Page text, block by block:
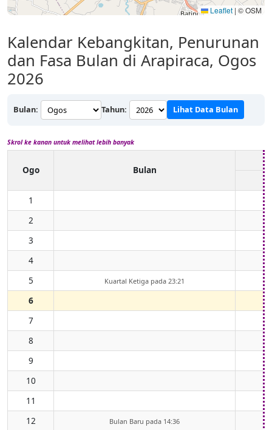
Leaflet | © OSM
Kalendar Kebangkitan, Penurunan
dan Fasa Bulan di Arapiraca, Ogos
2026
Bulan: Tahun: Lihat Data Bulan
Skrol ke kanan untuk melihat lebih banyak
Ogo Bulan
1
2
3
4
5
Kuartal Ketiga pada 23:21
6
7
8
9
10
11
12
Bulan Baru pada 14:36